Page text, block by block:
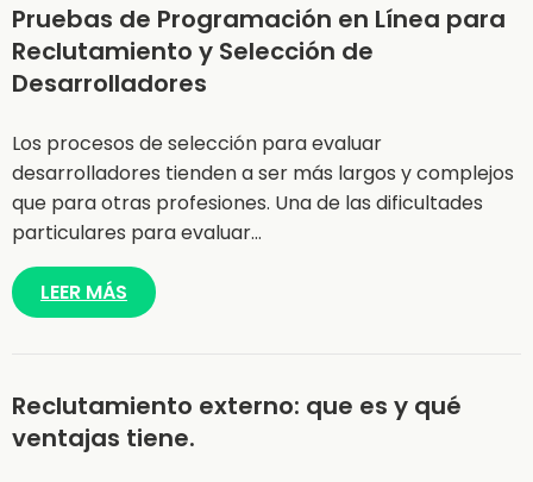
Pruebas de Programación en Línea para
Reclutamiento y Selección de
Desarrolladores
Los procesos de selección para evaluar
desarrolladores tienden a ser más largos y complejos
que para otras profesiones. Una de las dificultades
particulares para evaluar…
LEER MÁS
Reclutamiento externo: que es y qué
ventajas tiene.